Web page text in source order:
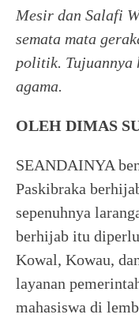
Mesir dan Salafi
semata mata
politik. Tujuannya
agama.
OLEH DIMAS
SEANDAINYA
Paskibraka
sepenuhnya
berhijab itu
Kowal, Kowau,
layanan
mahasiswa di